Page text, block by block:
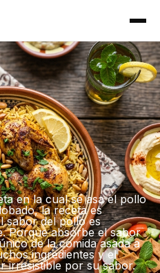
en la cual se asa el pollo
la receta es
sabor del pollo es
Porque absorbe el sabor
de la comida asada a
ingredientes y el
irresistible por su sabor.